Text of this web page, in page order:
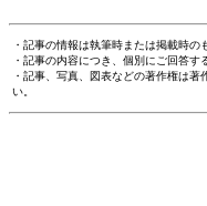
・記事の情報は執筆時または掲載時の
・記事の内容につき、個別にご回答す
・記事、写真、図表などの著作権は
い。